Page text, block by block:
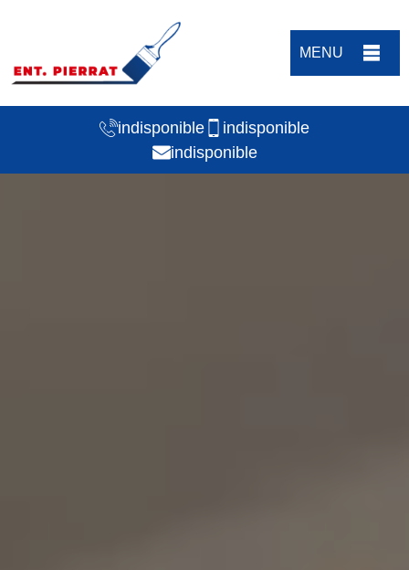
MENU
indisponible
indisponible
indisponible